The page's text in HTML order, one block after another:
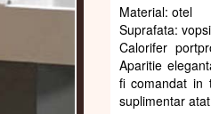
Material: otel
Suprafata:
Calorifer
Aparitie
fi comandat in
suplimentar